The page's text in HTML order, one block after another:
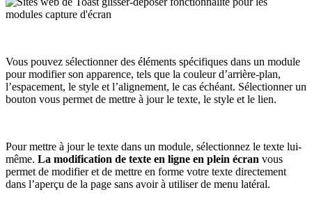
Vous pouvez sélectionner des éléments spécifiques dans un module
pour modifier son apparence, tels que la couleur d’arrière-plan,
l’espacement, le style et l’alignement, le cas échéant. Sélectionner un
bouton vous permet de mettre à jour le texte, le style et le lien.
Pour mettre à jour le texte dans un module, sélectionnez le texte lui-
même. La modification de texte en ligne en plein écran vous
permet de modifier et de mettre en forme votre texte directement
dans l’aperçu de la page sans avoir à utiliser de menu latéral.